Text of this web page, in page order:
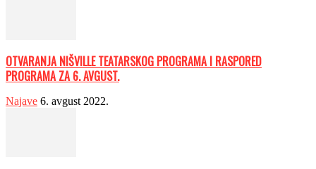
OTVARANJA NIŠVILLE TEATARSKOG PROGRAMA I RASPORED
PROGRAMA ZA 6. AVGUST.
Najave 6. avgust 2022.